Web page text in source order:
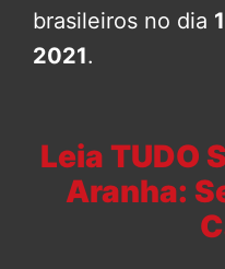
brasileiros no dia
2021.
Leia TUDO
Aranha: